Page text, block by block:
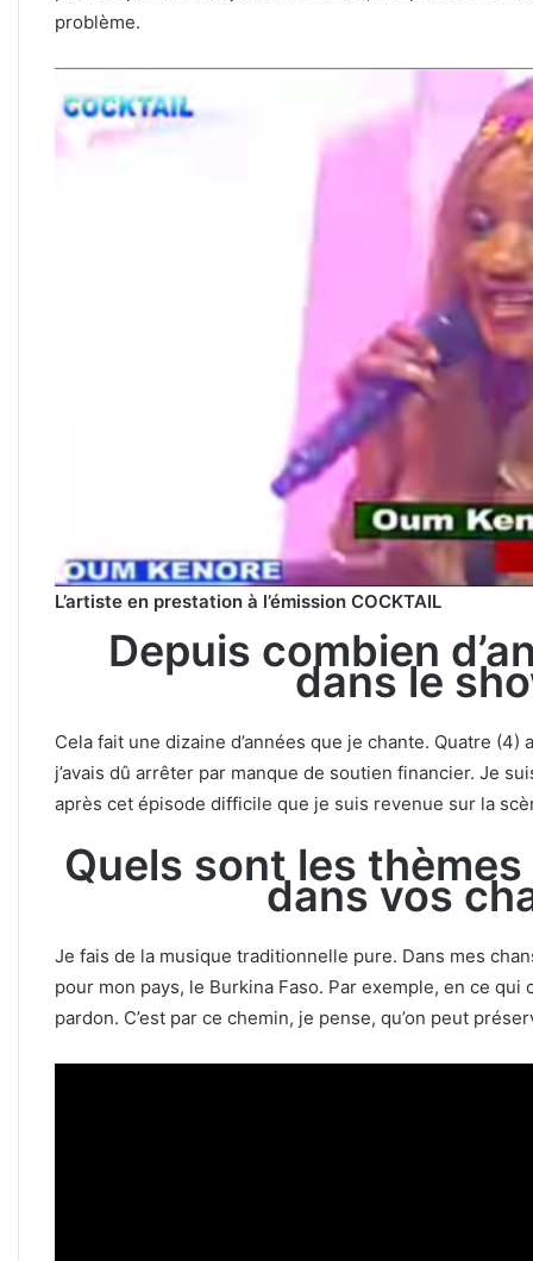
problème.
L’artiste en prestation à l’émission COCKTAIL
Depuis combien
dans le
Cela fait une dizaine d’années que je chante. Quatre
j’avais dû arrêter par manque de soutien financier. Je
après cet épisode difficile que je suis revenue sur la
Quels sont les
dans vos
Je fais de la musique traditionnelle pure. Dans mes
pour mon pays, le Burkina Faso. Par exemple, en ce
pardon. C’est par ce chemin, je pense, qu’on peut